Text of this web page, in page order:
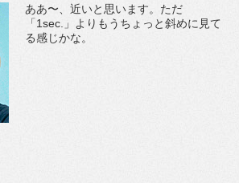
ああ〜、近いと思います。ただ
「1sec.」よりもうちょっと斜めに見て
る感じかな。